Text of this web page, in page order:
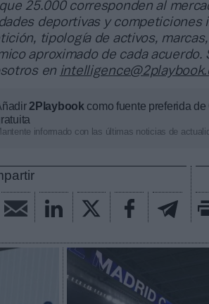
25.000 corresponden al
deportivas y competiciones
tipología de activos,
aproximado de cada
en
2Playbook como fuente preferida
informado con las últimas noticias de